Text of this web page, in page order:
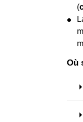
(
Où
arrow_right
arrow_right